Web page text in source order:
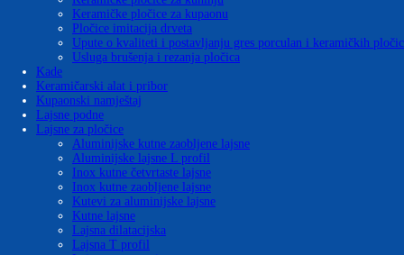
Keramičke pločice za kupaonu
Pločice imitacija drveta
Upute o kvaliteti i postavljanju gres porculan i keramičkih
Usluga brušenja i rezanja pločica
Kade
Keramičarski alat i pribor
Kupaonski namještaj
Lajsne podne
Lajsne za pločice
Aluminijske kutne zaobljene lajsne
Aluminijske lajsne L profil
Inox kutne četvrtaste lajsne
Inox kutne zaobljene lajsne
Kutevi za aluminijske lajsne
Kutne lajsne
Lajsna dilatacijska
Lajsna T profil